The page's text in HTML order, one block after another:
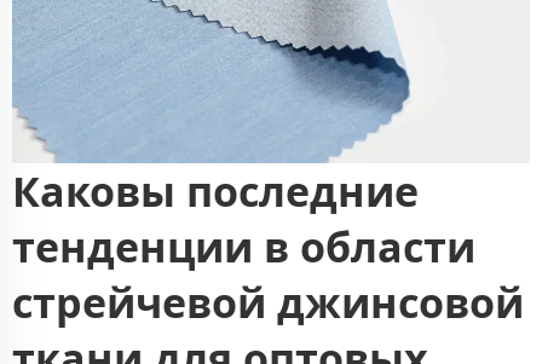
Каковы последние
тенденции в области
стрейчевой джинсовой